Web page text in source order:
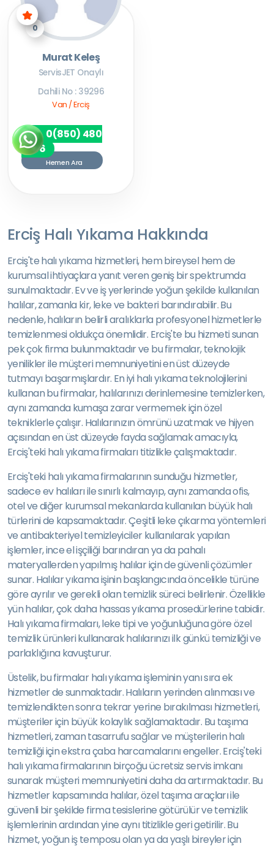
0
Murat Keleş
ServisJET Onaylı
Dahili No : 39296
Van / Erciş
0(850) 480
7256
Hemen Ara
Erciş Halı Yıkama Hakkında
Erciş'te halı yıkama hizmetleri, hem bireysel hem de
kurumsal ihtiyaçlara yanıt veren geniş bir spektrumda
sunulmaktadır. Ev ve iş yerlerinde yoğun şekilde kullanılan
halılar, zamanla kir, leke ve bakteri barındırabilir. Bu
nedenle, halıların belirli aralıklarla profesyonel hizmetlerle
temizlenmesi oldukça önemlidir. Erciş'te bu hizmeti sunan
pek çok firma bulunmaktadır ve bu firmalar, teknolojik
yenilikler ile müşteri memnuniyetini en üst düzeyde
tutmayı başarmışlardır. En iyi halı yıkama teknolojilerini
kullanan bu firmalar, halılarınızı derinlemesine temizlerken,
aynı zamanda kumaşa zarar vermemek için özel
tekniklerle çalışır. Halılarınızın ömrünü uzatmak ve hijyen
açısından en üst düzeyde fayda sağlamak amacıyla,
Erciş'teki halı yıkama firmaları titizlikle çalışmaktadır.
Erciş'teki halı yıkama firmalarının sunduğu hizmetler,
sadece ev halıları ile sınırlı kalmayıp, aynı zamanda ofis,
otel ve diğer kurumsal mekanlarda kullanılan büyük halı
türlerini de kapsamaktadır. Çeşitli leke çıkarma yöntemleri
ve antibakteriyel temizleyiciler kullanılarak yapılan
işlemler, ince el işçiliği barındıran ya da pahalı
materyallerden yapılmış halılar için de güvenli çözümler
sunar. Halılar yıkama işinin başlangıcında öncelikle türüne
göre ayrılır ve gerekli olan temizlik süreci belirlenir. Özellikle
yün halılar, çok daha hassas yıkama prosedürlerine tabidir.
Halı yıkama firmaları, leke tipi ve yoğunluğuna göre özel
temizlik ürünleri kullanarak halılarınızı ilk günkü temizliği ve
parlaklığına kavuşturur.
Üstelik, bu firmalar halı yıkama işleminin yanı sıra ek
hizmetler de sunmaktadır. Halıların yerinden alınması ve
temizlendikten sonra tekrar yerine bırakılması hizmetleri,
müşteriler için büyük kolaylık sağlamaktadır. Bu taşıma
hizmetleri, zaman tasarrufu sağlar ve müşterilerin halı
temizliği için ekstra çaba harcamalarını engeller. Erciş'teki
halı yıkama firmalarının birçoğu ücretsiz servis imkanı
sunarak müşteri memnuniyetini daha da artırmaktadır. Bu
hizmetler kapsamında halılar, özel taşıma araçları ile
güvenli bir şekilde firma tesislerine götürülür ve temizlik
işlemlerinin ardından yine aynı titizlikle geri getirilir. Bu
hizmet, yoğun iş temposu olan ya da yaşlı bireyler için